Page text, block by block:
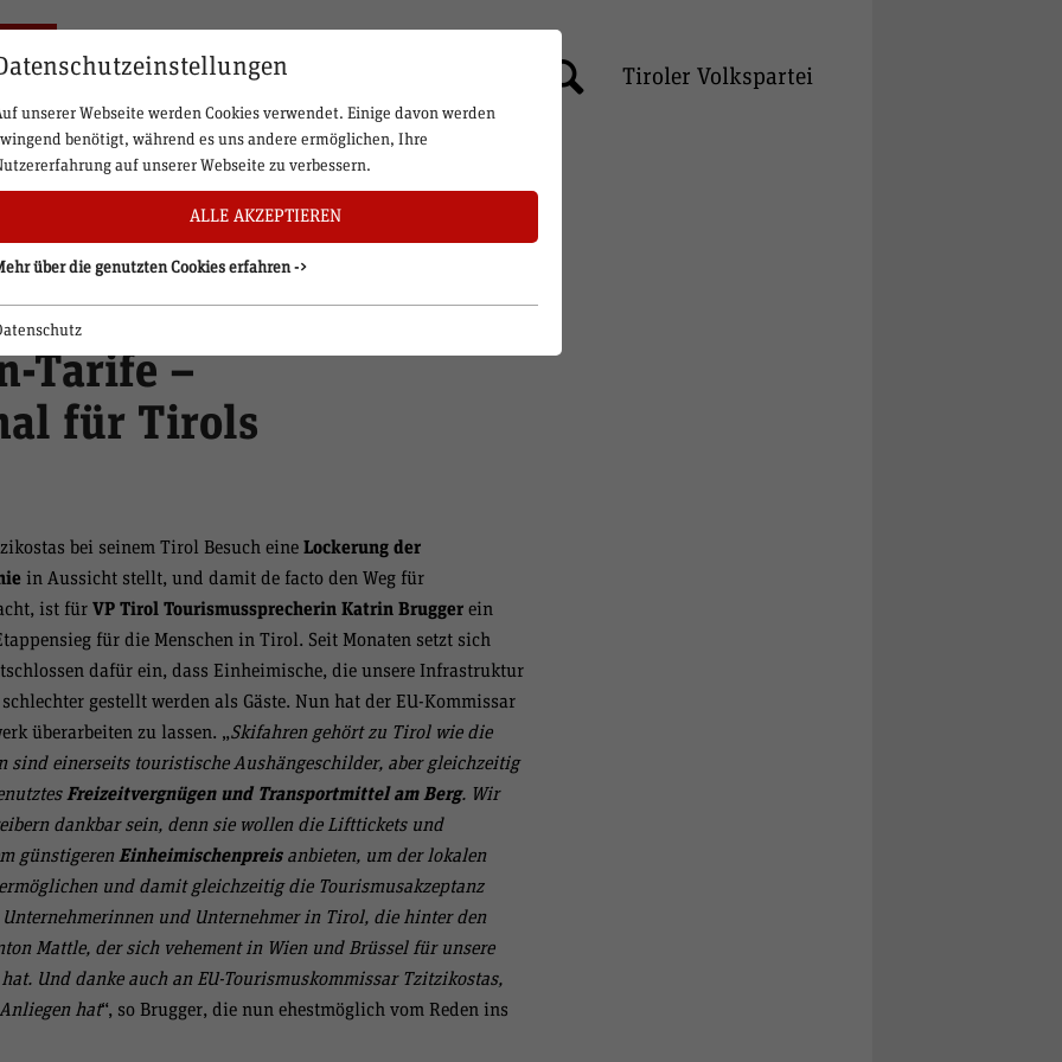
Tiroler Volkspartei
EU-
Tarife –
für Tirols
25.09.2025
bei seinem Tirol Besuch eine Lockerung der
in Aussicht stellt, und damit de facto den Weg für
ist für VP Tirol Tourismussprecherin Katrin Brugger ein
für die Menschen in Tirol. Seit Monaten setzt sich
dafür ein, dass Einheimische, die unsere Infrastruktur
gestellt werden als Gäste. Nun hat der EU-Kommissar
überarbeiten zu lassen. „Skifahren gehört zu Tirol wie die
sind einerseits touristische Aushängeschilder, aber gleichzeitig
Freizeitvergnügen und Transportmittel am Berg. Wir
dankbar sein, denn sie wollen die Lifttickets und
günstigeren Einheimischenpreisanbieten, um der lokalen
und damit gleichzeitig die Tourismusakzeptanz
und Unternehmer in Tirol, die hinter den
Mattle, der sich vehement in Wien und Brüssel für unsere
Und danke auch an EU-Tourismuskommissar Tzitzikostas,
hat“, so Brugger, die nun ehestmöglich vom Reden ins
unserer Webseite werden Cookies verwendet. Einige davon werden
benötigt, während es uns andere ermöglichen, Ihre
auf unserer Webseite zu verbessern.
ALLE AKZEPTIEREN
über die genutzten Cookies erfahren ->